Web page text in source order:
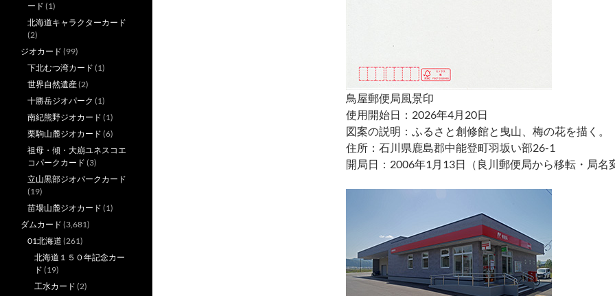
鳥屋郵便局風景印
使用開始日：2026年4月20日
図案の説明：ふるさと創修館と曳山、梅の花を描く。
住所：石川県鹿島郡中能登町羽坂い部26-1
開局日：2006年1月13日（良川郵便局から移転・局名
ード (1)
北海道キャラクターカード
(2)
ジオカード (99)
下北むつ湾カード (1)
世界自然遺産(2)
十勝岳ジオパーク (1)
南紀熊野ジオカード (1)
栗駒山麓ジオカード (6)
祖母・傾・大崩ユネスコエ
コパークカード (3)
立山黒部ジオパークカード
(19)
苗場山麓ジオカード (1)
ダムカード (3,681)
01北海道 (261)
北海道１５０年記念カー
ド (19)
工水カード (2)